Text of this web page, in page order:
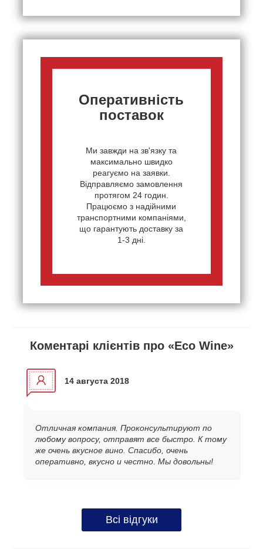
Оперативність
поставок
Ми завжди на зв'язку та
максимально швидко
реагуємо на заявки.
Відправляємо замовлення
протягом 24 годин.
Працюємо з надійними
транспортними компаніями,
що гарантують доставку за
1-3 дні.
Коментарі клієнтів про «Eco Wine»
14 августа 2018
Отличная компания. Проконсультируют по
любому вопросу, отправят все быстро. К тому
же очень вкусное вино. Спасибо, очень
оперативно, вкусно и честно. Мы довольны!
Всі відгуки